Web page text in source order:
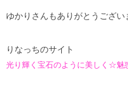
ゆかりさんもありがとうござい
りなっちのサイト
光り輝く宝石のように美しく☆魅